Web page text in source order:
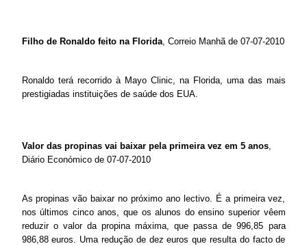
Filho de Ronaldo feito na Florida, Correio Manhã de 07-07-2010
Ronaldo terá recorrido à Mayo Clinic, na Florida, uma das mais
prestigiadas instituições de saúde dos EUA.
Valor das propinas vai baixar pela primeira vez em 5 anos,
Diário Económico de 07-07-2010
As propinas vão baixar no próximo ano lectivo. É a primeira vez,
nos últimos cinco anos, que os alunos do ensino superior vêem
reduzir o valor da propina máxima, que passa de 996,85 para
986,88 euros. Uma redução de dez euros que resulta do facto de